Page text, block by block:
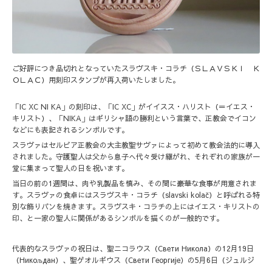
ご好評につき品切れとなっていたスラヴスキ・コラチ（ＳＬＡＶＳＫＩ Ｋ
ＯＬＡＣ）用刻印スタンプが再入荷いたしました。
「IC XC NI KA」の刻印は、「IC XC」がイイスス・ハリスト（＝イエス・
キリスト）、「NIKA」はギリシャ語の勝利という言葉で、正教会でイコン
などにも表記されるシンボルです。
スラヴァはセルビア正教会の大主教聖サヴァによって初めて教会法的に導入
されました。守護聖人は父から息子へ代々受け継がれ、それぞれの家族が一
堂に集まって聖人の日を祝います。
当日の前の1週間は、肉や乳製品を慎み、その間に豪華な食事が用意されま
す。スラヴァの食卓にはスラヴスキ・コラチ（slavski kolač）と呼ばれる特
別な飾りパンを焼きます。スラヴスキ・コラチの上にはイエス・キリストの
印、と一家の聖人に関係があるシンボルを描くのが一般的です。
代表的なスラヴァの祝日は、聖ニコラウス（Свети Никола）の12月19日
（Никољдан）、聖ゲオルギウス（Свети Георгије）の5月6日（ジュルジ